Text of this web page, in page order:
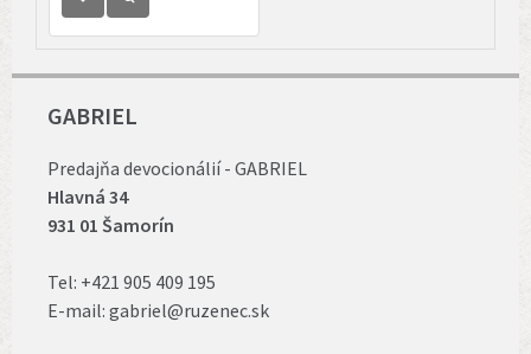
GABRIEL
Predajňa devocionálií - GABRIEL
Hlavná 34
931 01 Šamorín
Tel: +421 905 409 195
E-mail: gabriel@ruzenec.sk